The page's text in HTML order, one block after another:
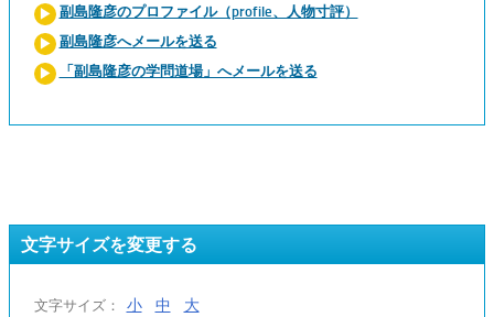
副島隆彦のプロファイル（profile、人物寸評）
副島隆彦へメールを送る
「副島隆彦の学問道場」へメールを送る
文字サイズを変更する
文字サイズ： 小 中 大